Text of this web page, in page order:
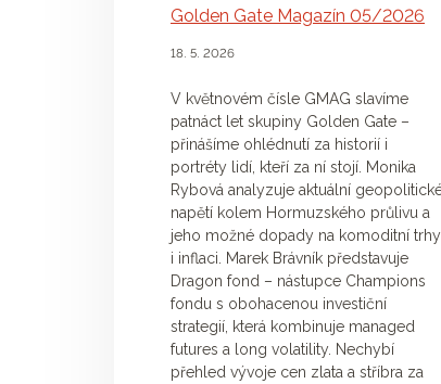
Golden Gate Magazín 05/2026
18. 5. 2026
V květnovém čísle GMAG slavíme
patnáct let skupiny Golden Gate –
přinášíme ohlédnutí za historií i
portréty lidí, kteří za ní stojí. Monika
Rybová analyzuje aktuální
napětí kolem Hormuzského průlivu a
jeho možné dopady na komoditní trhy
i inflaci. Marek Brávník představuje
Dragon fond – nástupce Champions
fondu s obohacenou investiční
strategií, která kombinuje managed
futures a long volatility. Nechybí
přehled vývoje cen zlata a stříbra za